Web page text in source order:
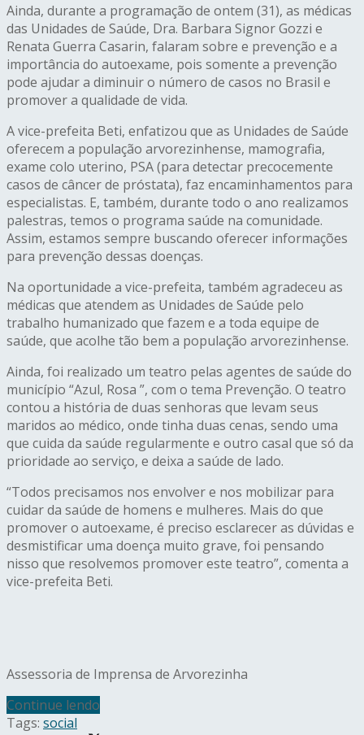
Ainda, durante a programação de ontem (31), as médicas
das Unidades de Saúde, Dra. Barbara Signor Gozzi e
Renata Guerra Casarin, falaram sobre e prevenção e a
importância do autoexame, pois somente a prevenção
pode ajudar a diminuir o número de casos no Brasil e
promover a qualidade de vida.
A vice-prefeita Beti, enfatizou que as Unidades de Saúde
oferecem a população arvorezinhense, mamografia,
exame colo uterino, PSA (para detectar precocemente
casos de câncer de próstata), faz encaminhamentos para
especialistas. E, também, durante todo o ano realizamos
palestras, temos o programa saúde na comunidade.
Assim, estamos sempre buscando oferecer informações
para prevenção dessas doenças.
Na oportunidade a vice-prefeita, também agradeceu as
médicas que atendem as Unidades de Saúde pelo
trabalho humanizado que fazem e a toda equipe de
saúde, que acolhe tão bem a população arvorezinhense.
Ainda, foi realizado um teatro pelas agentes de saúde do
município “Azul, Rosa ”, com o tema Prevenção. O teatro
contou a história de duas senhoras que levam seus
maridos ao médico, onde tinha duas cenas, sendo uma
que cuida da saúde regularmente e outro casal que só da
prioridade ao serviço, e deixa a saúde de lado.
“Todos precisamos nos envolver e nos mobilizar para
cuidar da saúde de homens e mulheres. Mais do que
promover o autoexame, é preciso esclarecer as dúvidas e
desmistificar uma doença muito grave, foi pensando
nisso que resolvemos promover este teatro”, comenta a
vice-prefeita Beti.
Assessoria de Imprensa de Arvorezinha
Continue lendo
Tags: social